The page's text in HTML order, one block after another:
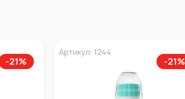
-21%
Артикул: 1244
-21%